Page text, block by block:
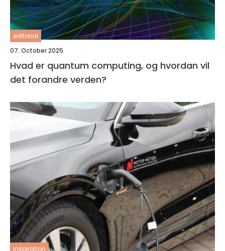
editorial
07. October 2025
Hvad er quantum computing, og hvordan vil
det forandre verden?
inspiration